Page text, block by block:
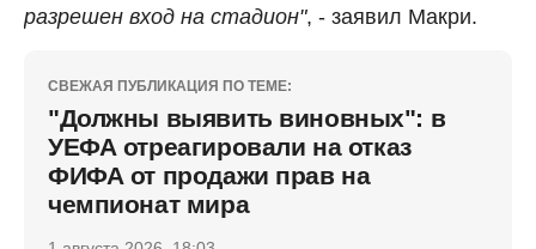
разрешен вход на стадион", - заявил Макри.
СВЕЖАЯ ПУБЛИКАЦИЯ ПО ТЕМЕ:
"Должны выявить виновных": в
УЕФА отреагировали на отказ
ФИФА от продажи прав на
чемпионат мира